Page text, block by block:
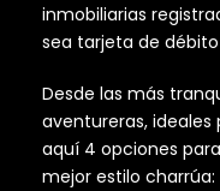
inmobiliarias
sea tarjeta de
Desde las más
aventureras,
aquí 4 opciones
mejor estilo charrúa: